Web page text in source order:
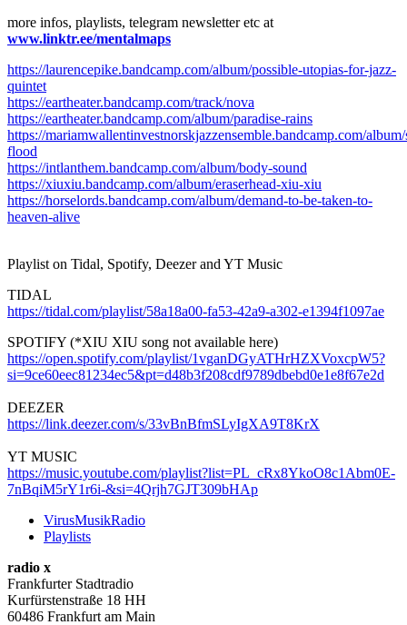
more infos, playlists, telegram newsletter etc at
www.linktr.ee/mentalmaps
https://laurencepike.bandcamp.com/album/possible-utopias-for-jazz-
quintet
https://eartheater.bandcamp.com/track/nova
https://eartheater.bandcamp.com/album/paradise-rains
https://mariamwallentinvestnorskjazzensemble.bandcamp.com/
flood
https://intlanthem.bandcamp.com/album/body-sound
https://xiuxiu.bandcamp.com/album/eraserhead-xiu-xiu
https://horselords.bandcamp.com/album/demand-to-be-taken-to-
heaven-alive
Playlist on Tidal, Spotify, Deezer and YT Music
TIDAL
https://tidal.com/playlist/58a18a00-fa53-42a9-a302-e1394f1097ae
SPOTIFY (*XIU XIU song not available here)
https://open.spotify.com/playlist/1vganDGyATHrHZXVoxcpW5?
si=9ce60eec81234ec5&pt=d48b3f208cdf9789dbebd0e1e8f67e2d
DEEZER
https://link.deezer.com/s/33vBnBfmSLyIgXA9T8KrX
YT MUSIC
https://music.youtube.com/playlist?list=PL_cRx8YkoO8c1Abm0E-
7nBqiM5rY1r6i-&si=4Qrjh7GJT309bHAp
VirusMusikRadio
Playlists
radio x
Frankfurter Stadtradio
Kurfürstenstraße 18 HH
60486 Frankfurt am Main